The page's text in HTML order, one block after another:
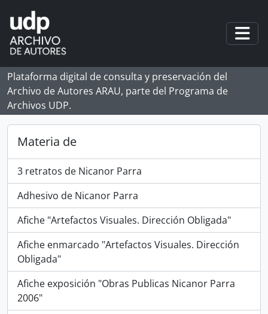
Skip to main content
Plataforma digital de consulta y preservación del
Archivo de Autores ARAU, parte del Programa de
Archivos UDP.
Materia de
3 retratos de Nicanor Parra
Adhesivo de Nicanor Parra
Afiche "Artefactos Visuales. Dirección Obligada"
Afiche enmarcado "Artefactos Visuales. Dirección
Obligada"
Afiche exposición "Obras Publicas Nicanor Parra
2006"